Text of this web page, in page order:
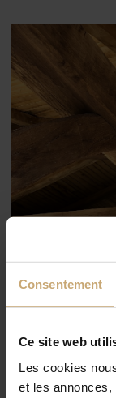
Consentement
Ce site web
Les cookies
et les
Charpente
pièces